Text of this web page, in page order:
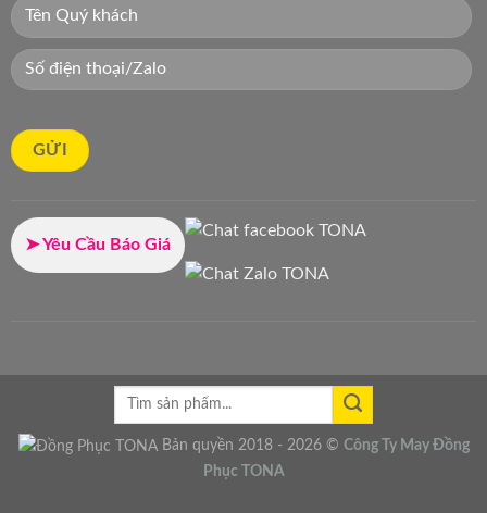
➤ Yêu Cầu Báo Giá
Bản quyền 2018 - 2026 © Công Ty May Đồng
Phục TONA